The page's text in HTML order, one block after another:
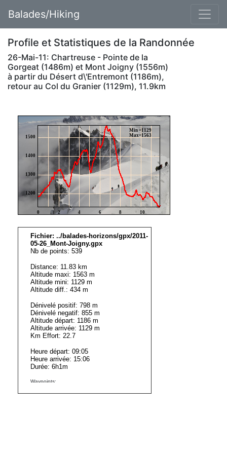
Balades/Hiking
Profile et Statistiques de la Randonnée
26-Mai-11: Chartreuse - Pointe de la
Gorgeat (1486m) et Mont Joigny (1556m)
à partir du Désert d\'Entremont (1186m),
retour au Col du Granier (1129m), 11.9km
0 2 4 6 8 10
1200
1300
1400
1500
Min =1129
Max=1563
Fichier: ../balades-horizons/gpx/2011-
05-26_Mont-Joigny.gpx
Nb de points: 539
Distance: 11.83 km
Altitude maxi: 1563 m
Altitude mini: 1129 m
Altitude diff.: 434 m
Dénivelé positif: 798 m
Dénivelé negatif: 855 m
Altitude départ: 1186 m
Altitude arrivée: 1129 m
Km Effort: 22.7
Heure départ: 09:05
Heure arrivée: 15:06
Durée: 6h1m
Waypoints:
Point WP 02: 1560 m